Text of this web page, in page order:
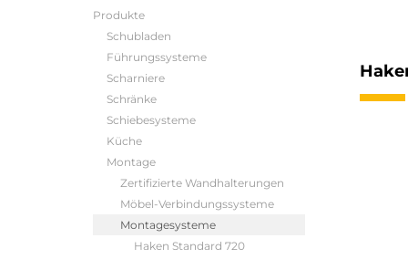
Produkte
Schubladen
Führungssysteme
Scharniere
Schränke
Schiebesysteme
Küche
Montage
Zertifizierte Wandhalterungen
Möbel-Verbindungssysteme
Montagesysteme
Haken Standard 720